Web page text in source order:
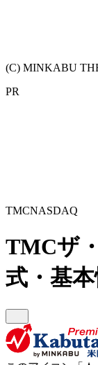
(C) MINKABU
PR
TMCNASDAQ
TMCザ
式・基